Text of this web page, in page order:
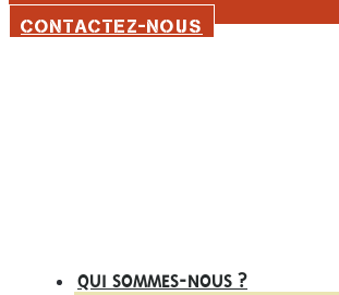
CONTACTEZ-NOUS
QUI SOMMES-NOUS ?